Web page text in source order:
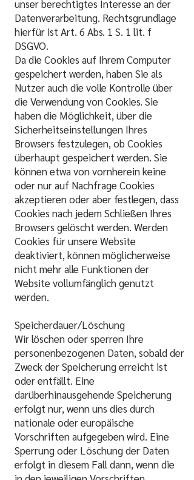
unser berechtigtes Interesse an der
Datenverarbeitung. Rechtsgrundlage
hierfür ist Art. 6 Abs. 1 S. 1 lit. f
DSGVO.
Da die Cookies auf Ihrem Computer
gespeichert werden, haben Sie als
Nutzer auch die volle Kontrolle über
die Verwendung von Cookies. Sie
haben die Möglichkeit, über die
Sicherheitseinstellungen Ihres
Browsers festzulegen, ob Cookies
überhaupt gespeichert werden. Sie
können etwa von vornherein keine
oder nur auf Nachfrage Cookies
akzeptieren oder aber festlegen, dass
Cookies nach jedem Schließen Ihres
Browsers gelöscht werden. Werden
Cookies für unsere Website
deaktiviert, können möglicherweise
nicht mehr alle Funktionen der
Website vollumfänglich genutzt
werden.
Speicherdauer/Löschung
Wir löschen oder sperren Ihre
personenbezogenen Daten, sobald der
Zweck der Speicherung erreicht ist
oder entfällt. Eine
darüberhinausgehende Speicherung
erfolgt nur, wenn uns dies durch
nationale oder europäische
Vorschriften aufgegeben wird. Eine
Sperrung oder Löschung der Daten
erfolgt in diesem Fall dann, wenn die